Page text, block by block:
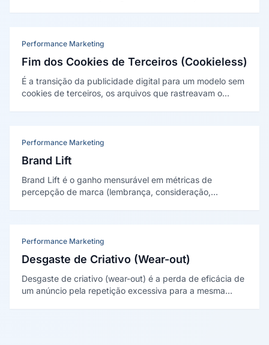
Performance Marketing
Fim dos Cookies de Terceiros (Cookieless)
É a transição da publicidade digital para um modelo sem
cookies de terceiros, os arquivos que rastreavam o
Performance Marketing
Brand Lift
Brand Lift é o ganho mensurável em métricas de
percepção de marca (lembrança, consideração,
Performance Marketing
Desgaste de Criativo (Wear-out)
Desgaste de criativo (wear-out) é a perda de eficácia de
um anúncio pela repetição excessiva para a mesma